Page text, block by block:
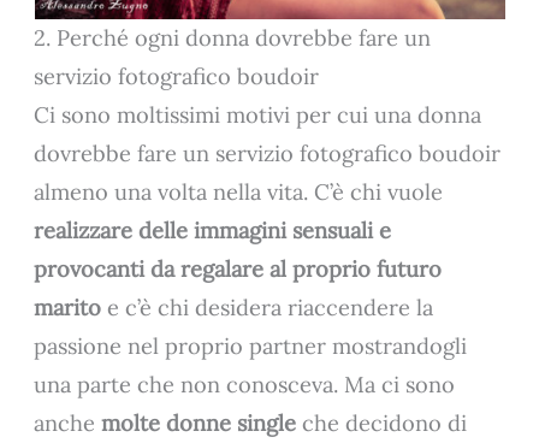
2. Perché ogni donna dovrebbe fare un
servizio fotografico boudoir
Ci sono moltissimi motivi per cui una donna
dovrebbe fare un servizio fotografico boudoir
almeno una volta nella vita. C’è chi vuole
realizzare delle immagini sensuali e
provocanti da regalare al proprio futuro
marito e c’è chi desidera riaccendere la
passione nel proprio partner mostrandogli
una parte che non conosceva. Ma ci sono
anchemolte donne single che decidono di